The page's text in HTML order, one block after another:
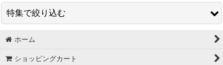
在庫あり
並び順:
特集で絞り込む
スワロフスキー＃5328 グロス販売
秋特集
ホーム
ショッピングカート